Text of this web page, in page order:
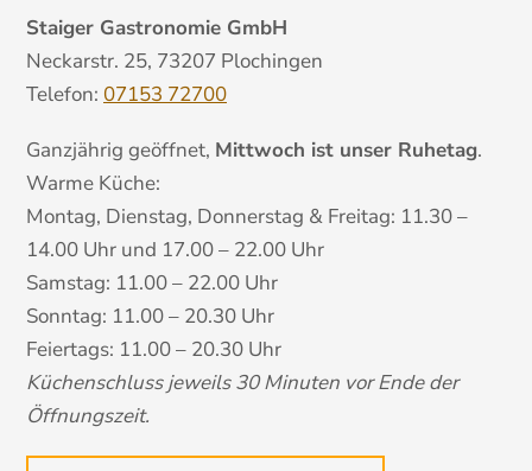
Staiger Gastronomie GmbH
Neckarstr. 25, 73207 Plochingen
Telefon: 07153 72700
Ganzjährig geöffnet, Mittwoch ist unser Ruhetag.
Warme Küche:
Montag, Dienstag, Donnerstag & Freitag: 11.30 –
14.00 Uhr und 17.00 – 22.00 Uhr
Samstag: 11.00 – 22.00 Uhr
Sonntag: 11.00 – 20.30 Uhr
Feiertags: 11.00 – 20.30 Uhr
Küchenschluss jeweils 30 Minuten vor Ende der
Öffnungszeit.